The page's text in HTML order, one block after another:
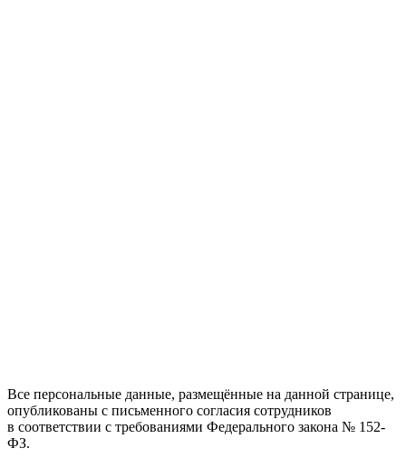
Все персональные данные, размещённые на данной странице,
опубликованы с письменного согласия сотрудников
в соответствии с требованиями Федерального закона № 152-
ФЗ.